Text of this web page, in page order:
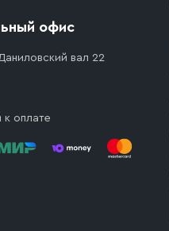
офис
вал 22
к оплате